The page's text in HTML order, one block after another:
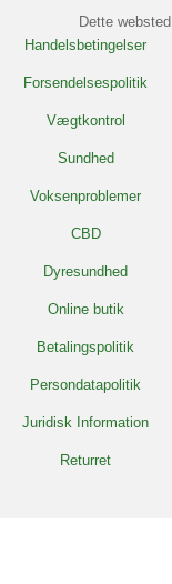
Dette
Handelsbetingelser
Forsendelsespolitik
Vægtkontrol
Sundhed
Voksenproblemer
CBD
Dyresundhed
Online butik
Betalingspolitik
Persondatapolitik
Juridisk Information
Returret